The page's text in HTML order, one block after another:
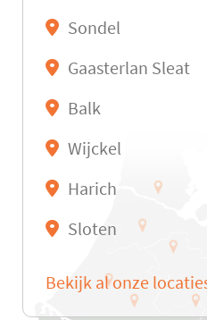
Sondel
Gaasterlan Sleat
Balk
Wijckel
Harich
Sloten
Bekijk al onze